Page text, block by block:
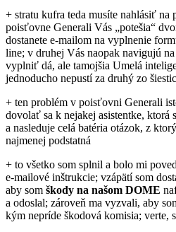
+ stratu kufra teda musíte nahlásiť
poisťovne Generali Vás „potešia“
dostanete e-mailom na vyplnenie
line; v druhej Vás naopak navigujú
vyplniť dá, ale tamojšia Umelá
jednoducho nepustí za druhý zo
+ ten problém v poisťovni Generali
dovolať sa k nejakej asistentke,
a nasleduje celá batéria otázok, z
najmenej podstatná
+ to všetko som splnil a bolo mi
e-mailové inštrukcie; vzápätí som
aby som škody na našom DOME
a odoslal; zároveň ma vyzvali, aby
kým nepríde škodová komisia; verte,